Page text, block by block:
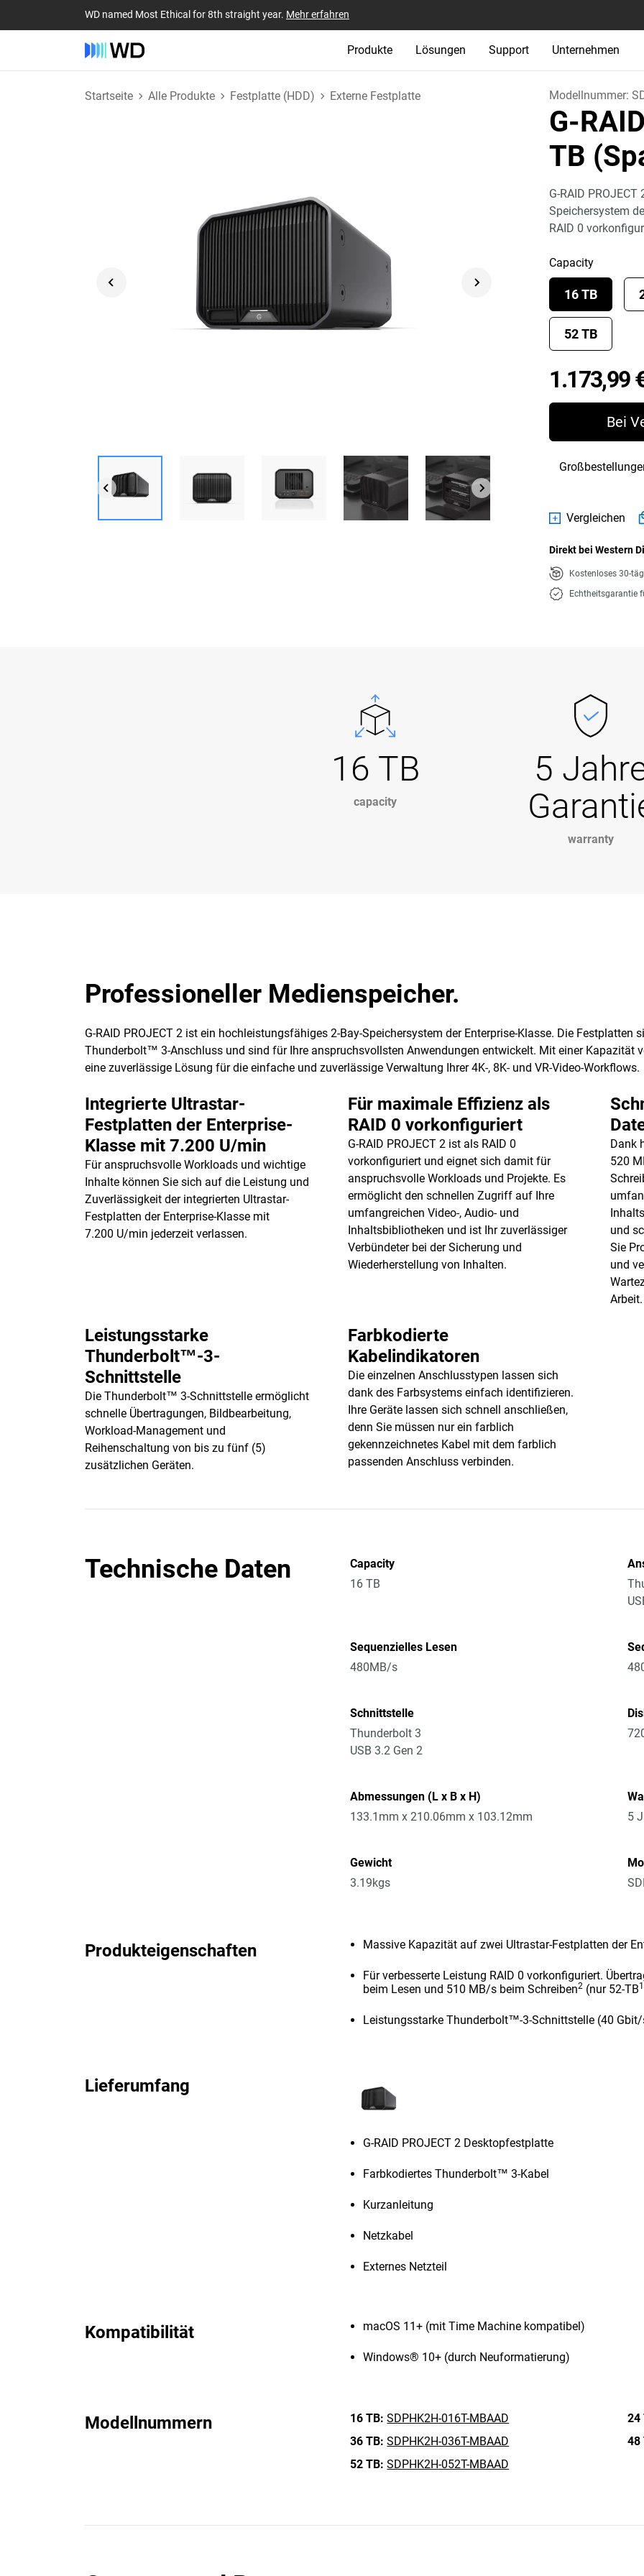
WD named Most Ethical for 8th straight year. Mehr erfahren
Produkte Lösungen Support Unternehmen
Startseite Alle Produkte Festplatte (HDD) Externe Festplatte Modellnummer:
G-
TB
G-RAID
Speichersystem
RAID 0
Capacity
16 TB
52 TB
1.173,99
Bei
Vergleichen
Direkt bei Western
Kostenloses 30-
Echtheitsgarantie
16 TB
capacity
5
warranty
Professioneller Medienspeicher.
G-RAID PROJECT 2 ist ein hochleistungsfähiges 2-Bay-Speichersystem der Enterprise-Klasse. Die Festplatten
Thunderbolt™ 3-Anschluss und sind für Ihre anspruchsvollsten Anwendungen entwickelt. Mit einer Kapazität
eine zuverlässige Lösung für die einfache und zuverlässige Verwaltung Ihrer 4K-, 8K- und VR-Video-Workflows.
Integrierte Ultrastar-
Festplatten der Enterprise-
Klasse mit 7.200 U/min
Für anspruchsvolle Workloads und wichtige
Inhalte können Sie sich auf die Leistung und
Zuverlässigkeit der integrierten Ultrastar-
Festplatten der Enterprise-Klasse mit
7.200 U/min jederzeit verlassen.
Für maximale Effizienz als
RAID 0 vorkonfiguriert
G-RAID PROJECT 2 ist als RAID 0
vorkonfiguriert und eignet sich damit für
anspruchsvolle Workloads und Projekte. Es
ermöglicht den schnellen Zugriff auf Ihre
umfangreichen Video-, Audio- und
Inhaltsbibliotheken und ist Ihr zuverlässiger
Verbündeter bei der Sicherung und
Wiederherstellung von Inhalten.
Dank
520
und
Sie
und
Arbeit.
Leistungsstarke
Thunderbolt™-3-
Schnittstelle
Die Thunderbolt™ 3-Schnittstelle ermöglicht
schnelle Übertragungen, Bildbearbeitung,
Workload-Management und
Reihenschaltung von bis zu fünf (5)
zusätzlichen Geräten.
Farbkodierte
Kabelindikatoren
Die einzelnen Anschlusstypen lassen sich
dank des Farbsystems einfach identifizieren.
Ihre Geräte lassen sich schnell anschließen,
denn Sie müssen nur ein farblich
gekennzeichnetes Kabel mit dem farblich
passenden Anschluss verbinden.
Technische Daten
Capacity
16 TB
Sequenzielles Lesen
480MB/s
Schnittstelle
Thunderbolt 3
USB 3.2 Gen 2
Abmessungen (L x B x H)
133.1mm x 210.06mm x 103.12mm
5
Gewicht
3.19kgs
Produkteigenschaften Massive Kapazität auf zwei Ultrastar-Festplatten der
Für verbesserte Leistung RAID 0 vorkonfiguriert.
beim Lesen und 510 MB/s beim Schreiben2 (nur 52-TB1
Leistungsstarke Thunderbolt™-3-Schnittstelle (40
Lieferumfang
G-RAID PROJECT 2 Desktopfestplatte
Farbkodiertes Thunderbolt™ 3-Kabel
Kurzanleitung
Netzkabel
Externes Netzteil
Kompatibilität macOS 11+ (mit Time Machine kompatibel)
Windows® 10+ (durch Neuformatierung)
Modellnummern 16 TB: SDPHK2H-016T-MBAAD
24
36 TB: SDPHK2H-036T-MBAAD
48
52 TB: SDPHK2H-052T-MBAAD